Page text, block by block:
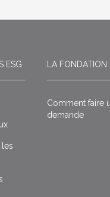
ESG
les
LA
Comment faire
demande